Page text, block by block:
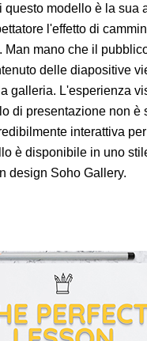
questo modello è la sua
l'effetto di
Man mano che il
delle diapositive
galleria. L'esperienza
di presentazione non è
interattiva
è disponibile in uno
design Soho Gallery.